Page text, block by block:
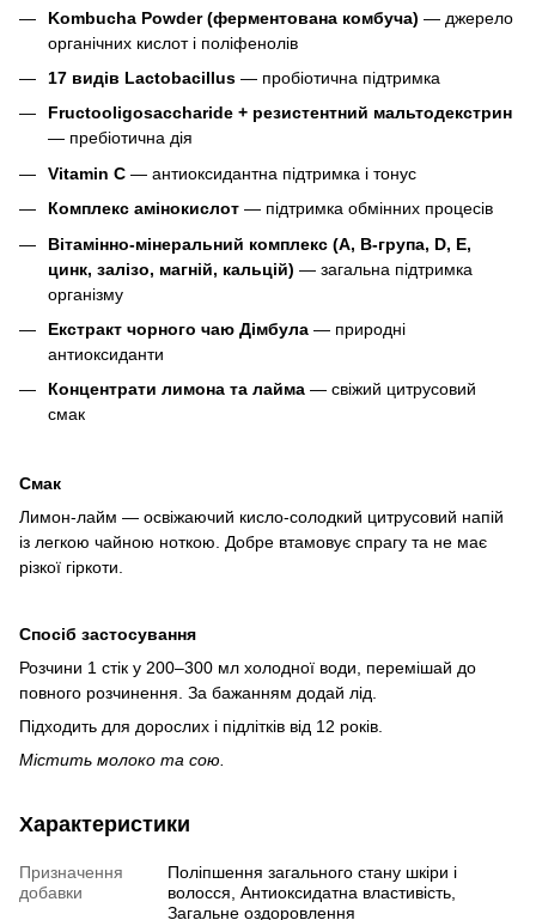
Kombucha Powder (ферментована комбуча) — джерело
органічних кислот і поліфенолів
17 видів Lactobacillus — пробіотична підтримка
Fructooligosaccharide + резистентний мальтодекстрин
— пребіотична дія
Vitamin C — антиоксидантна підтримка і тонус
Комплекс амінокислот — підтримка обмінних процесів
Вітамінно-мінеральний комплекс (A, B-група, D, E,
цинк, залізо, магній, кальцій) — загальна підтримка
організму
Екстракт чорного чаю Дімбула — природні
антиоксиданти
Концентрати лимона та лайма — свіжий цитрусовий
смак
Смак
Лимон-лайм — освіжаючий кисло-солодкий цитрусовий напій
із легкою чайною ноткою. Добре втамовує спрагу та не має
різкої гіркоти.
Спосіб застосування
Розчини 1 стік у 200–300 мл холодної води, перемішай до
повного розчинення. За бажанням додай лід.
Підходить для дорослих і підлітків від 12 років.
Містить молоко та сою.
Характеристики
Призначення
добавки
Поліпшення загального стану шкіри і
волосся, Антиоксидатна властивість,
Загальне оздоровлення